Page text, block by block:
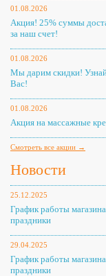
01.08.2026
Акция! 25% суммы
за наш счет!
01.08.2026
Мы дарим скидки!
Вас!
01.08.2026
Акция на массажные
Смотреть все акции →
Новости
25.12.2025
График работы
праздники
29.04.2025
График работы
праздники